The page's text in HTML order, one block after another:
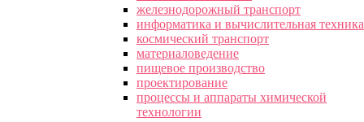
железнодорожный транспорт
информатика и вычислительная техника
космический транспорт
материаловедение
пищевое производство
проектирование
процессы и аппараты химической
технологии